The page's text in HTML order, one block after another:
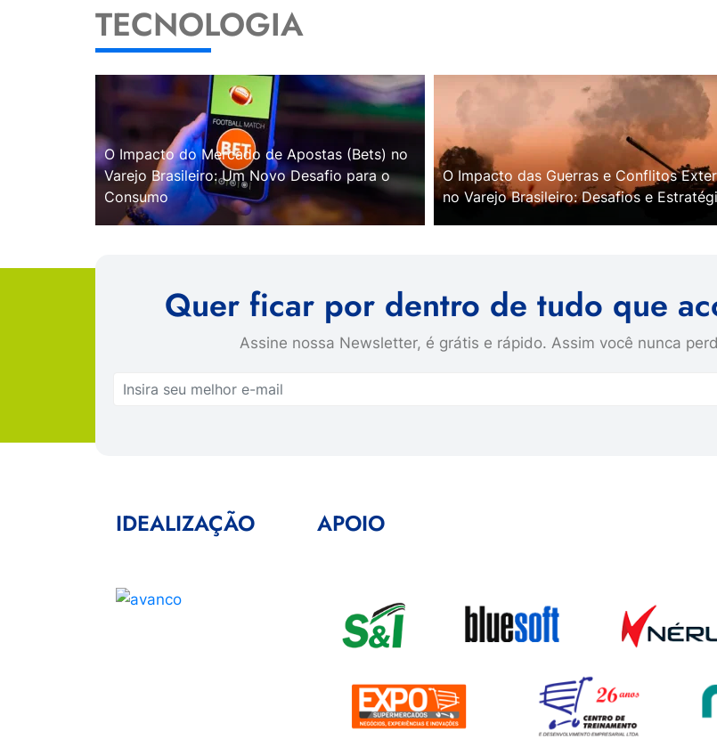
TECNOLOGIA
O Impacto do Mercado de Apostas (Bets) no
Varejo Brasileiro: Um Novo Desafio para o
Consumo
O Impacto das Guerras e Conflitos
no Varejo Brasileiro: Desafios e
Quer ficar por dentro de tudo que
Assine nossa Newsletter, é grátis e rápido. Assim você nunca
IDEALIZAÇÃO APOIO